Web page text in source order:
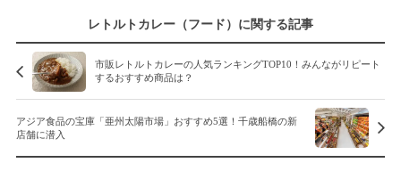
レトルトカレー（フード）に関する記事
市販レトルトカレーの人気ランキングTOP10！みんながリピート
するおすすめ商品は？
アジア食品の宝庫「亜州太陽市場」おすすめ5選！千歳船橋の新
店舗に潜入